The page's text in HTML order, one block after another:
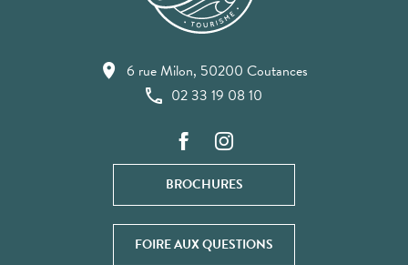
6 rue Milon, 50200 Coutances
02 33 19 08 10
BROCHURES
FOIRE AUX QUESTIONS